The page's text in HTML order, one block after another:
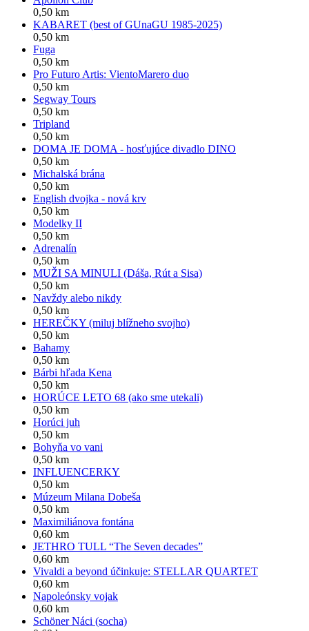
0,50 km
KABARET (best of GUnaGU 1985-2025)
0,50 km
Fuga
0,50 km
Pro Futuro Artis: VientoMarero duo
0,50 km
Segway Tours
0,50 km
Tripland
0,50 km
DOMA JE DOMA - hosťujúce divadlo DINO
0,50 km
Michalská brána
0,50 km
English dvojka - nová krv
0,50 km
Modelky II
0,50 km
Adrenalín
0,50 km
MUŽI SA MINULI (Dáša, Rút a Sisa)
0,50 km
Navždy alebo nikdy
0,50 km
HEREČKY (miluj blížneho svojho)
0,50 km
Bahamy
0,50 km
Bárbi hľada Kena
0,50 km
HORÚCE LETO 68 (ako sme utekali)
0,50 km
Horúci juh
0,50 km
Bohyňa vo vani
0,50 km
INFLUENCERKY
0,50 km
Múzeum Milana Dobeša
0,50 km
Maximiliánova fontána
0,60 km
JETHRO TULL “The Seven decades”
0,60 km
Vivaldi a beyond účinkuje: STELLAR QUARTET
0,60 km
Napoleónsky vojak
0,60 km
Schöner Náci (socha)